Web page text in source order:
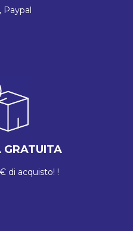
Paypal
GRATUITA
di acquisto! !